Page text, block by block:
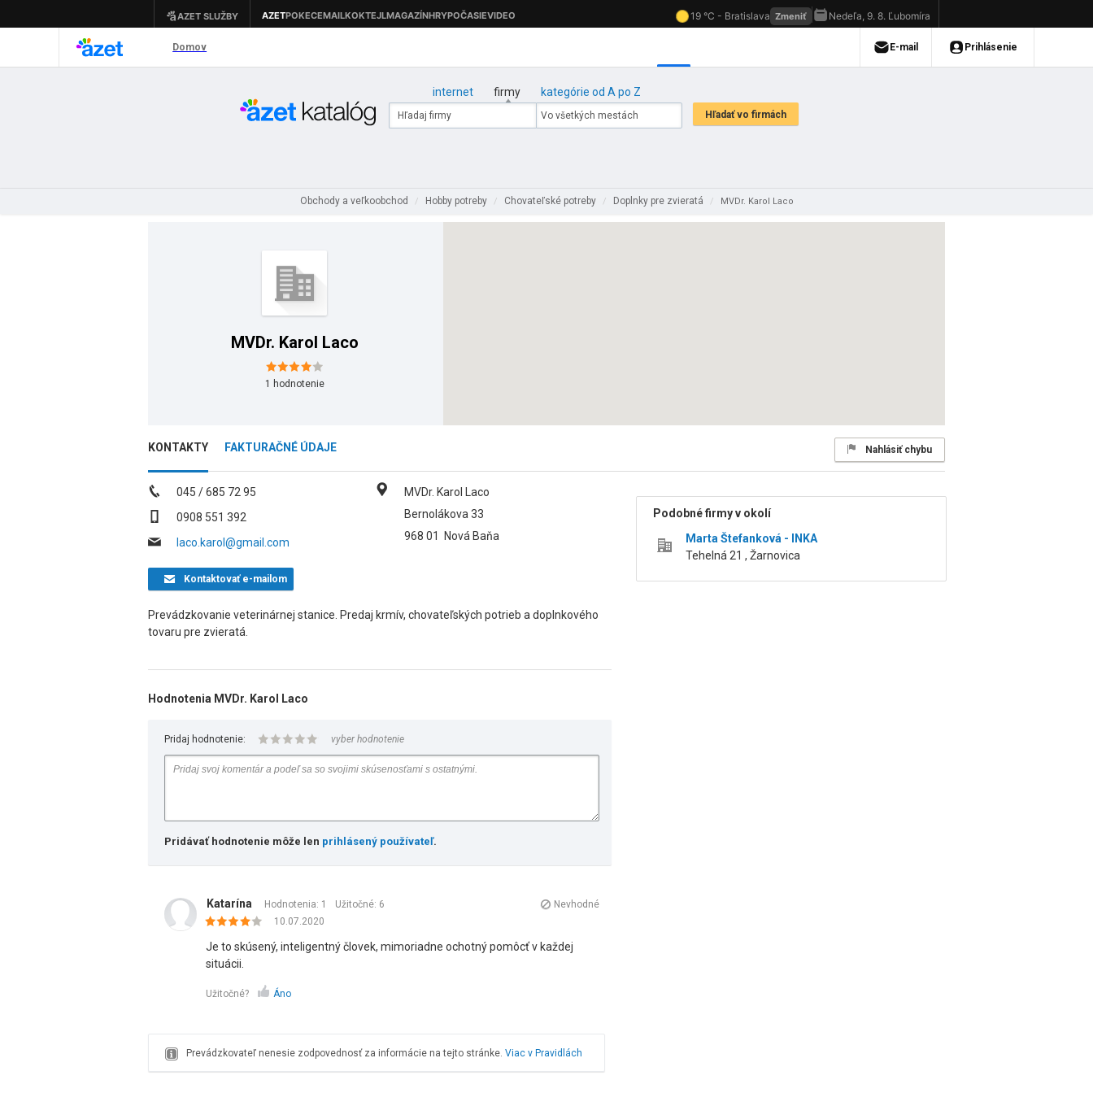
internet firmy kategórie od A po Z
Obchody a veľkoobchod / Hobby potreby / Chovateľské potreby / Doplnky pre zvieratá / MVDr. Karol Laco
MVDr. Karol Laco
1 hodnotenie
KONTAKTY FAKTURAČNÉ ÚDAJE Nahlásiť chybu
045 / 685 72 95
0908 551 392
laco.karol@gmail.com
MVDr. Karol Laco
Bernolákova 33
968 01
Nová Baňa
Kontaktovaťe-mailom
Prevádzkovanie veterinárnej stanice. Predaj krmív, chovateľských potrieb a doplnkového
tovaru pre zvieratá.
Hodnotenia MVDr. Karol Laco
Pridaj hodnotenie: vyber hodnotenie
Pridávať hodnotenie môže len prihlásený používateľ.
Katarína Hodnotenia: 1 Užitočné: 6
Nevhodné
10.07.2020
Je to skúsený, inteligentný človek, mimoriadne ochotný pomôcť v každej
situácii.
Užitočné? Áno
Prevádzkovateľ nenesie zodpovednosť za informácie na tejto stránke. Viac v Pravidlách
Podobné firmy v okolí
Marta Štefanková - INKA
Tehelná 21 , Žarnovica